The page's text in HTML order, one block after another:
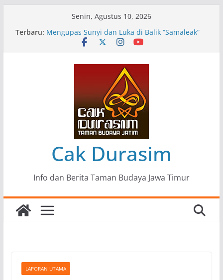
Senin, Agustus 10, 2026
Terbaru: Pameran Lukisan Komunitas Patria Seni Rupa
Kota Blitar : Ketika “Bergerak” Menjadi Mantra
Mengupas Sunyi dan Luka di Balik “Samaleak”
Menjaga Marwah Seni dan Budaya: Catatan
Kunjungan Kerja Ir. Bambang Haryo Soekartono
(BHS) Anggota DPR RI ke Taman Budaya Jawa
Pameran Tunggal 35 Karya Agus Koecink
“Tumbang Tambang”, Ungkapan Kritis Tentang
Derita Pekerja Pertambangan
Cak Durasim
Info dan Berita Taman Budaya Jawa Timur
LAPORAN UTAMA